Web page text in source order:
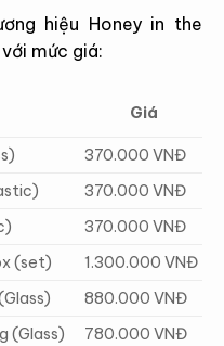
hiệu Honey in the
mức giá:
Giá
370.000 VNĐ
370.000 VNĐ
370.000 VNĐ
(set)
1.300.000 VNĐ
880.000 VNĐ
(Glass)
780.000 VNĐ